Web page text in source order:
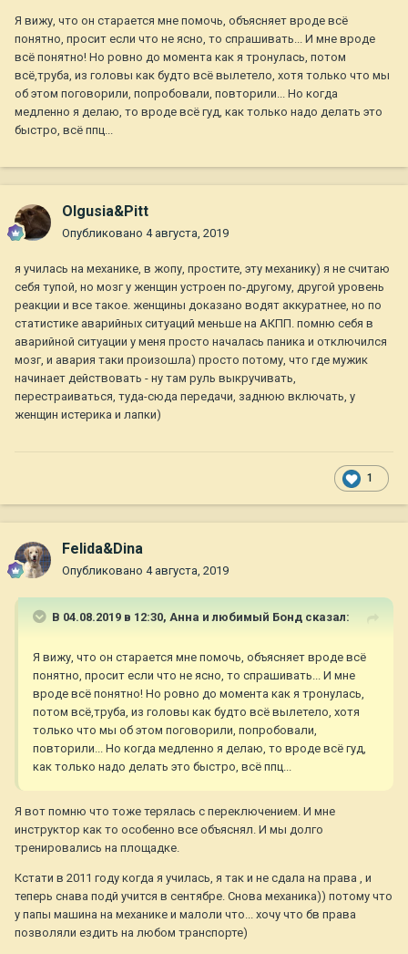
Я вижу, что он старается мне помочь, объясняет вроде всё
понятно, просит если что не ясно, то спрашивать... И мне вроде
всё понятно! Но ровно до момента как я тронулась, потом
всё,труба, из головы как будто всё вылетело, хотя только что мы
об этом поговорили, попробовали, повторили... Но когда
медленно я делаю, то вроде всё гуд, как только надо делать это
быстро, всё ппц...
Olgusia&Pitt
Опубликовано 4 августа, 2019
я училась на механике, в жопу, простите, эту механику) я не считаю
себя тупой, но мозг у женщин устроен по-другому, другой уровень
реакции и все такое. женщины доказано водят аккуратнее, но по
статистике аварийных ситуаций меньше на АКПП. помню себя в
аварийной ситуации у меня просто началась паника и отключился
мозг, и авария таки произошла) просто потому, что где мужик
начинает действовать - ну там руль выкручивать,
перестраиваться, туда-сюда передачи, заднюю включать, у
женщин истерика и лапки)
1
Felida&Dina
Опубликовано 4 августа, 2019
В 04.08.2019 в 12:30, Анна и любимый Бонд сказал:
Я вижу, что он старается мне помочь, объясняет вроде всё
понятно, просит если что не ясно, то спрашивать... И мне
вроде всё понятно! Но ровно до момента как я тронулась,
потом всё,труба, из головы как будто всё вылетело, хотя
только что мы об этом поговорили, попробовали,
повторили... Но когда медленно я делаю, то вроде всё гуд,
как только надо делать это быстро, всё ппц...
Я вот помню что тоже терялась с переключением. И мне
инструктор как то особенно все объяснял. И мы долго
тренировались на площадке.
Кстати в 2011 году когда я училась, я так и не сдала на права , и
теперь снава подй учится в сентябре. Снова механика)) потому что
у папы машина на механике и малоли что... хочу что бв права
позволяли ездить на любом транспорте)